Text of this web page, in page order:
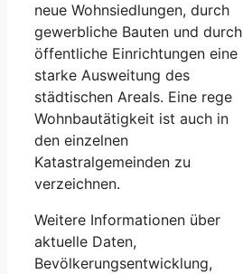
neue Wohnsiedlungen, durch
gewerbliche Bauten und durch
öffentliche Einrichtungen eine
starke Ausweitung des
städtischen Areals. Eine rege
Wohnbautätigkeit ist auch in
den einzelnen
Katastralgemeinden zu
verzeichnen.
Weitere Informationen über
aktuelle Daten,
Bevölkerungsentwicklung,